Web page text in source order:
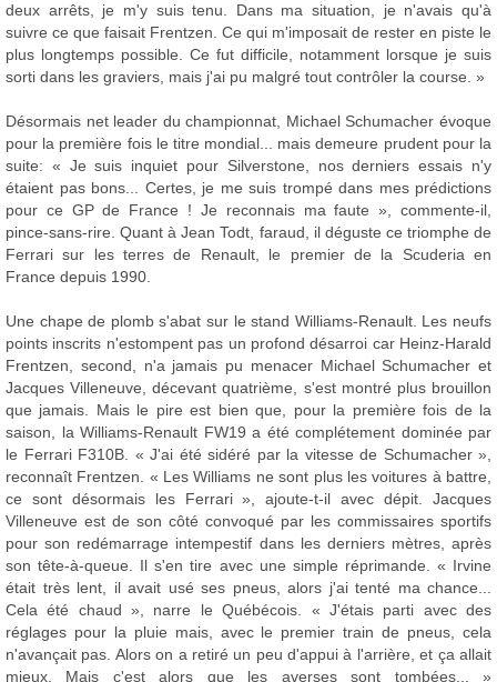
deux arrêts, je m'y suis tenu. Dans ma situation, je n'avais qu'à
suivre ce que faisait Frentzen. Ce qui m'imposait de rester en piste le
plus longtemps possible. Ce fut difficile, notamment lorsque je suis
sorti dans les graviers, mais j'ai pu malgré tout contrôler la course. »
Désormais net leader du championnat, Michael Schumacher évoque
pour la première fois le titre mondial... mais demeure prudent pour la
suite: « Je suis inquiet pour Silverstone, nos derniers essais n'y
étaient pas bons... Certes, je me suis trompé dans mes prédictions
pour ce GP de France ! Je reconnais ma faute », commente-il,
pince-sans-rire. Quant à Jean Todt, faraud, il déguste ce triomphe de
Ferrari sur les terres de Renault, le premier de la Scuderia en
France depuis 1990.
Une chape de plomb s'abat sur le stand Williams-Renault. Les neufs
points inscrits n'estompent pas un profond désarroi car Heinz-Harald
Frentzen, second, n'a jamais pu menacer Michael Schumacher et
Jacques Villeneuve, décevant quatrième, s'est montré plus brouillon
que jamais. Mais le pire est bien que, pour la première fois de la
saison, la Williams-Renault FW19 a été complétement dominée par
le Ferrari F310B. « J'ai été sidéré par la vitesse de Schumacher »,
reconnaît Frentzen. « Les Williams ne sont plus les voitures à battre,
ce sont désormais les Ferrari », ajoute-t-il avec dépit. Jacques
Villeneuve est de son côté convoqué par les commissaires sportifs
pour son redémarrage intempestif dans les derniers mètres, après
son tête-à-queue. Il s'en tire avec une simple réprimande. « Irvine
était très lent, il avait usé ses pneus, alors j'ai tenté ma chance...
Cela été chaud », narre le Québécois. « J'étais parti avec des
réglages pour la pluie mais, avec le premier train de pneus, cela
n'avançait pas. Alors on a retiré un peu d'appui à l'arrière, et ça allait
mieux. Mais c'est alors que les averses sont tombées... »